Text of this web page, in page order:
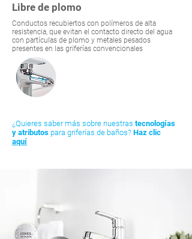
Libre de plomo
Conductos recubiertos con polímeros de alta
resistencia, que evitan el contacto directo del agua
con partículas de plomo y metales pesados
presentes en las griferías convencionales
¿Quieres saber más sobre nuestras tecnologías
y atributos para griferías de baños? Haz clic
aquí